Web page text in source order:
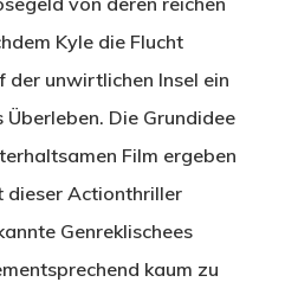
Kyle die Flucht
der unwirtlichen Insel ein
Die Grundidee
Film ergeben
dieser Actionthriller
Genreklischees
kaum zu